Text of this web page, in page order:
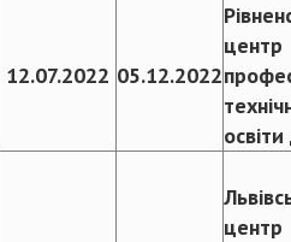
12.07.2022 05.12.2022
центр
центр